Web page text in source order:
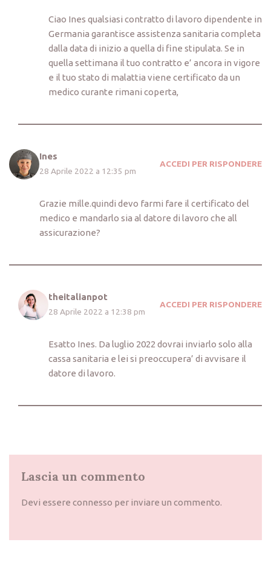
Ciao Ines qualsiasi contratto di lavoro dipendente in
Germania garantisce assistenza sanitaria completa
dalla data di inizio a quella di fine stipulata. Se in
quella settimana il tuo contratto e’ ancora in vigore
e il tuo stato di malattia viene certificato da un
medico curante rimani coperta,
Ines
28 Aprile 2022 a 12:35 pm
ACCEDI PER RISPONDERE
Grazie mille.quindi devo farmi fare il certificato del
medico e mandarlo sia al datore di lavoro che all
assicurazione?
theitalianpot
28 Aprile 2022 a 12:38 pm
ACCEDI PER RISPONDERE
Esatto Ines. Da luglio 2022 dovrai inviarlo solo alla
cassa sanitaria e lei si preoccupera’ di avvisare il
datore di lavoro.
Lascia un commento
Devi essere connesso per inviare un commento.